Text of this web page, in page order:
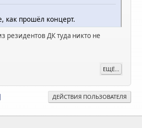
как прошёл концерт.
резидентов ДК туда никто не
ЕЩЁ...
ДЕЙСТВИЯ ПОЛЬЗОВАТЕЛЯ